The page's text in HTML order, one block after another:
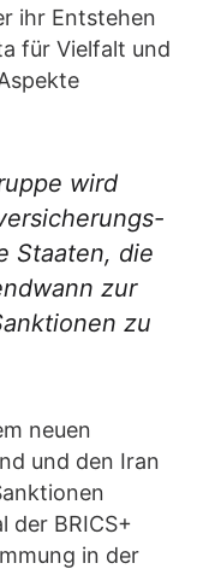
ihr Entstehen
für Vielfalt und
wird
Staaten, die
zur
zu
neuen
und den Iran
der BRICS+
in der